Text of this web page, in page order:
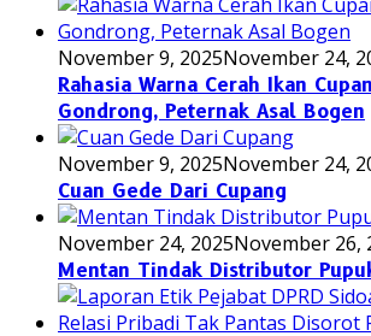
November 9, 2025November 24,
Rahasia Warna Cerah Ikan
Gondrong, Peternak Asal Bogen
November 9, 2025November 24,
Cuan Gede Dari Cupang
November 24, 2025November 26,
Mentan Tindak Distributor